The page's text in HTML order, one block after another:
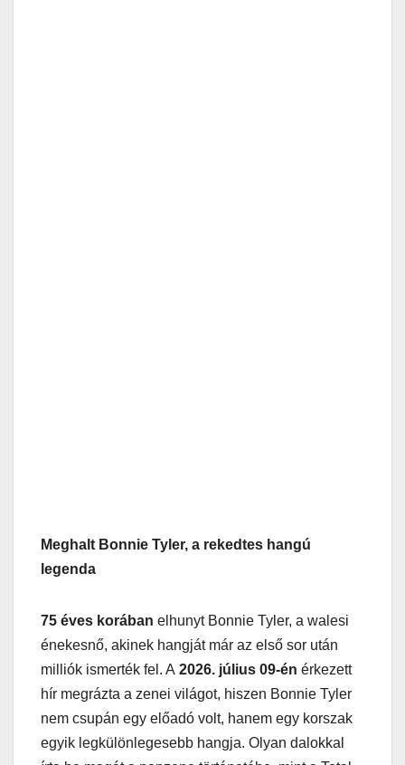
Meghalt Bonnie Tyler, a rekedtes hangú
legenda
75 éves korában elhunyt Bonnie Tyler, a walesi
énekesnő, akinek hangját már az első sor után
milliók ismerték fel. A 2026. július 09-én érkezett
hír megrázta a zenei világot, hiszen Bonnie Tyler
nem csupán egy előadó volt, hanem egy korszak
egyik legkülönlegesebb hangja. Olyan dalokkal